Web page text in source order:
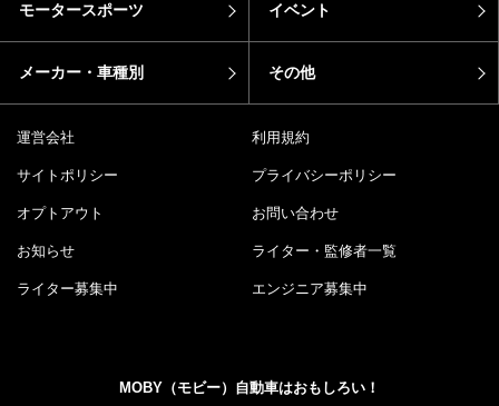
モータースポーツ イベント
メーカー・車種別 その他
運営会社 利用規約
サイトポリシー プライバシーポリシー
オプトアウト お問い合わせ
お知らせ ライター・監修者一覧
ライター募集中 エンジニア募集中
MOBY（モビー）自動車はおもしろい！